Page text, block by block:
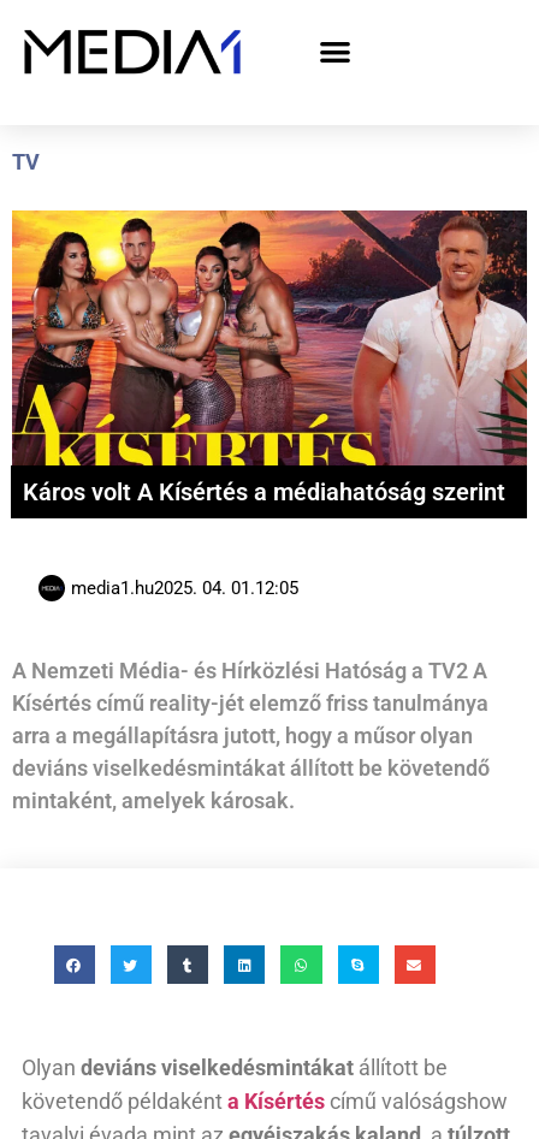
TV
Káros volt A Kísértés a médiahatóság szerint
media1.hu2025. 04. 01.12:05
A Nemzeti Média- és Hírközlési Hatóság a TV2 A
Kísértés című reality-jét elemző friss tanulmánya
arra a megállapításra jutott, hogy a műsor olyan
deviáns viselkedésmintákat állított be követendő
mintaként, amelyek károsak.
Olyan deviáns viselkedésmintákat állított be
követendő példakénta Kísértés című valóságshow